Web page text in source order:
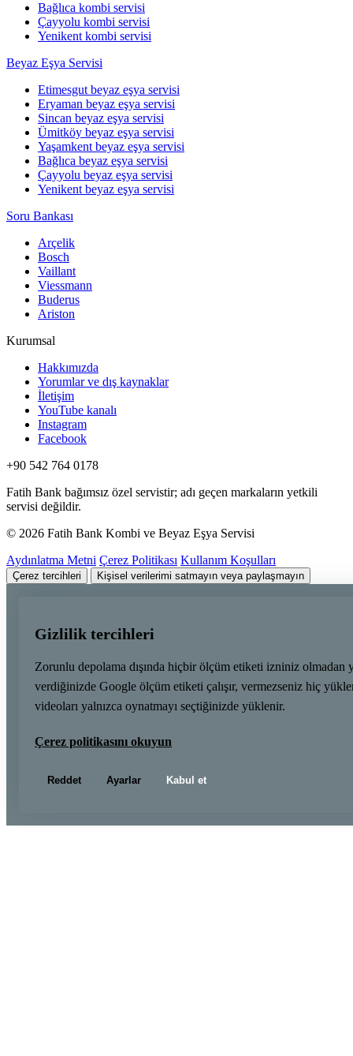
Bağlıca kombi servisi
Çayyolu kombi servisi
Yenikent kombi servisi
Beyaz Eşya Servisi
Etimesgut beyaz eşya servisi
Eryaman beyaz eşya servisi
Sincan beyaz eşya servisi
Ümitköy beyaz eşya servisi
Yaşamkent beyaz eşya servisi
Bağlıca beyaz eşya servisi
Çayyolu beyaz eşya servisi
Yenikent beyaz eşya servisi
Soru Bankası
Arçelik
Bosch
Vaillant
Viessmann
Buderus
Ariston
Kurumsal
Hakkımızda
Yorumlar ve dış kaynaklar
İletişim
YouTube kanalı
Instagram
Facebook
+90 542 764 0178
Fatih Bank bağımsız özel servistir; adı geçen markaların yetkili
servisi değildir.
© 2026 Fatih Bank Kombi ve Beyaz Eşya Servisi
Aydınlatma Metni Çerez Politikası Kullanım Koşulları
Çerez tercihleri Kişisel verilerimi satmayın veya paylaşmayın
Gizlilik tercihleri
Zorunlu depolama dışında hiçbir ölçüm etiketi izniniz olmadan
verdiğinizde Google ölçüm etiketi çalışır, vermezseniz hiç
videoları yalnızca oynatmayı seçtiğinizde yüklenir.
Çerez politikasını okuyun
Reddet Ayarlar Kabul et